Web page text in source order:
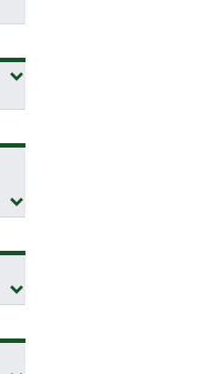
SUBMENUS)